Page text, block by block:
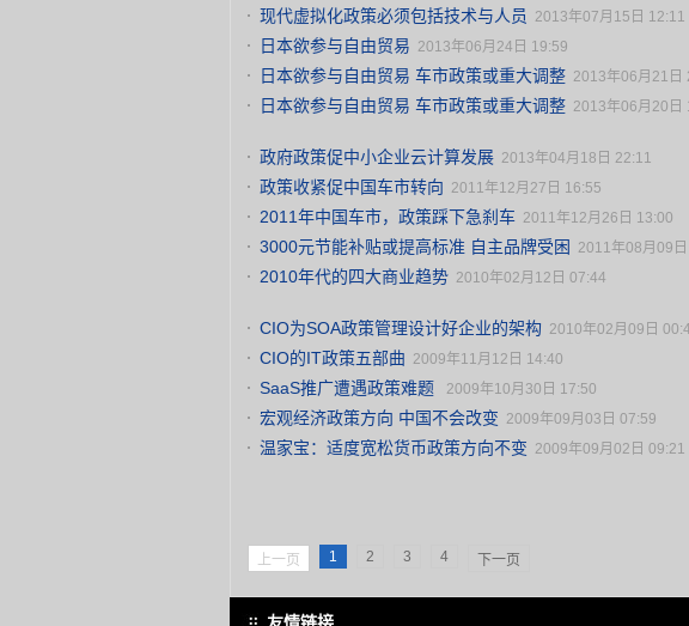
现代虚拟化政策必须包括技术与人员 2013年07月15日 12:11
日本欲参与自由贸易 2013年06月24日 19:59
日本欲参与自由贸易 车市政策或重大调整 2013年06月21日
日本欲参与自由贸易 车市政策或重大调整 2013年06月20日
政府政策促中小企业云计算发展 2013年04月18日 22:11
政策收紧促中国车市转向 2011年12月27日 16:55
2011年中国车市，政策踩下急刹车 2011年12月26日 13:00
3000元节能补贴或提高标准 自主品牌受困 2011年08月09
2010年代的四大商业趋势 2010年02月12日 07:44
CIO为SOA政策管理设计好企业的架构 2010年02月09日
CIO的IT政策五部曲 2009年11月12日 14:40
SaaS推广遭遇政策难题 2009年10月30日 17:50
宏观经济政策方向 中国不会改变 2009年09月03日 07:59
温家宝：适度宽松货币政策方向不变 2009年09月02日 09:21
上一页 1 2 3 4 下一页